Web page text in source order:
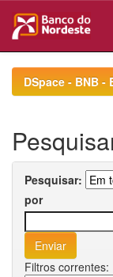
navigationDSpace - BNB
Pesquisar:
por
Filtros correntes: